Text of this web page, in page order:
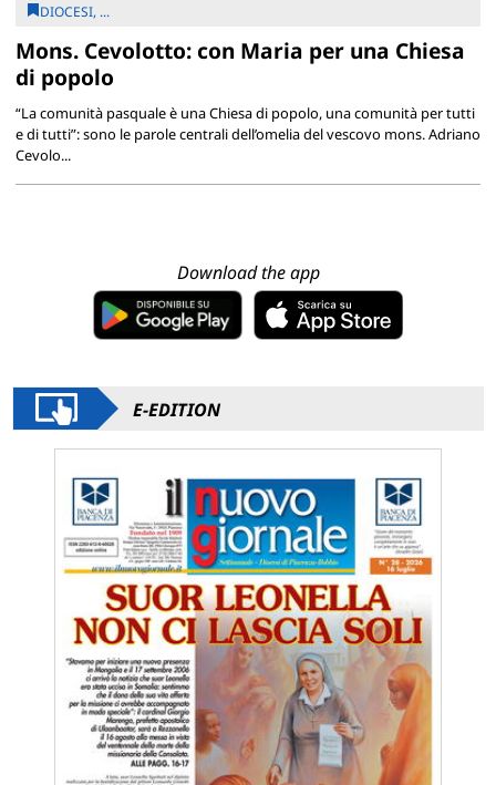
DIOCESI, ...
Mons. Cevolotto: con Maria per una Chiesa
di popolo
“La comunità pasquale è una Chiesa di popolo, una comunità per tutti
e di tutti”: sono le parole centrali dell’omelia del vescovo mons. Adriano
Cevolo...
Download the app
E-EDITION